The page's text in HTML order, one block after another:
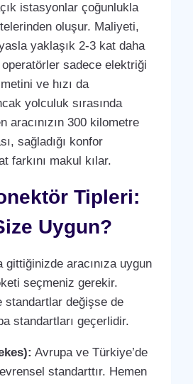
istasyonlar çoğunlukla
oluşur. Maliyeti,
yaklaşık 2-3 kat daha
sadece elektriği
ve hızı da
yolculuk sırasında
aracınızın 300 kilometre
sağladığı konfor
farkını makul kılar.
Tipleri:
Uygun?
aracınıza uygun
seçmeniz gerekir.
standartlar değişse de
standartları geçerlidir.
Avrupa ve Türkiye’de
standarttır. Hemen